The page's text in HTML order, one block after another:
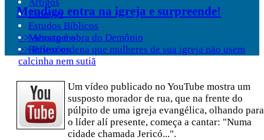
Artigos
Esboços
Estudos Bíblicos
Mensagens
Reflexões
Mendigo entra na igreja e surpreende!
>> Aborto é obra do Demônio
>> Pastor ordena que mulheres de sua igreja não usem
calcinha nem sutiã
Um vídeo publicado no YouTube mostra um
susposto morador de rua, que na frente do
púlpito de uma igreja evangélica, olhando para
o líder alí presente, começa a cantar: "Numa
cidade chamada Jericó...".